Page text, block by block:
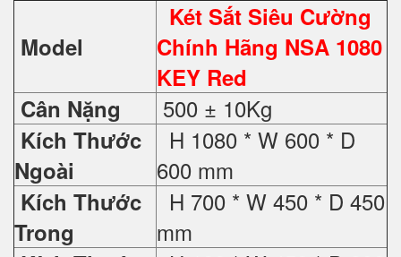
Model
Két Sắt Siêu Cường
Chính Hãng NSA 1080
KEY Red
Cân Nặng
500 ± 10Kg
Kích Thước
Ngoài
H 1080 * W 600 * D
600 mm
Kích Thước
Trong
H 700 * W 450 * D 450
mm